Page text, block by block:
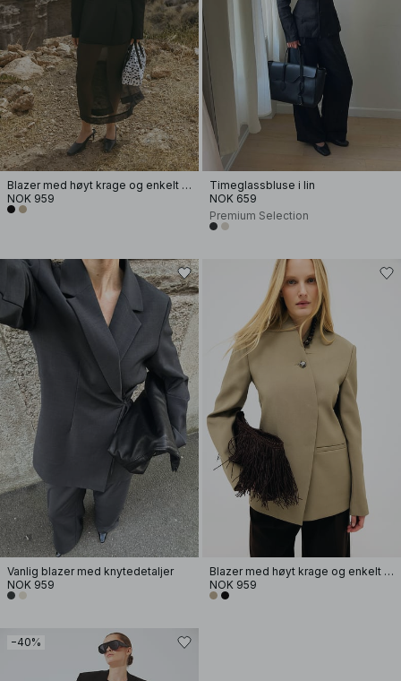
Blazer med høyt krage og enkelt knepping
NOK 959
Timeglassbluse i lin
NOK 659
Premium Selection
Vanlig blazer med knytedetaljer
NOK 959
Blazer med høyt krage og enkelt knepping
NOK 959
−40%